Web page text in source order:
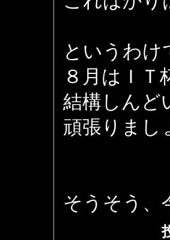
というわけ
８月はＩＴ
結構しんど
頑張りまし
そうそう、